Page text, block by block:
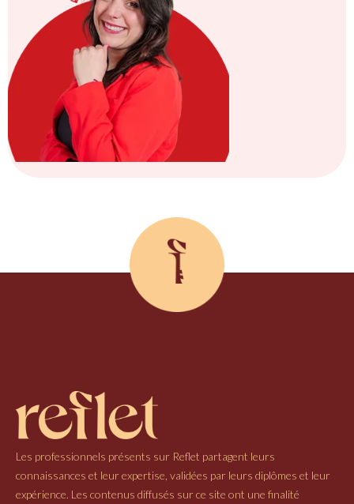
Les professionnels présents sur Reflet partagent leurs
connaissances et leur expertise, validées par leurs diplômes et leur
expérience. Les contenus diffusés sur ce site ont une finalité